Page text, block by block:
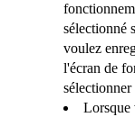
sélectionné
voulez
l'écran de
sélectionner
Lorsque